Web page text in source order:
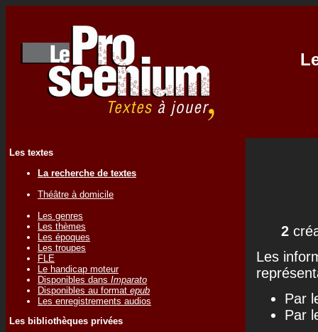
Les textes
La recherche de textes
Théâtre à domicile
Les genres
Les thèmes
Les époques
Les troupes
FLE
Le handicap moteur
Disponibles dans Imparato
Disponibles au format epub
Les enregistrements audios
Les bibliothèques privées
2
Les
Par
Par